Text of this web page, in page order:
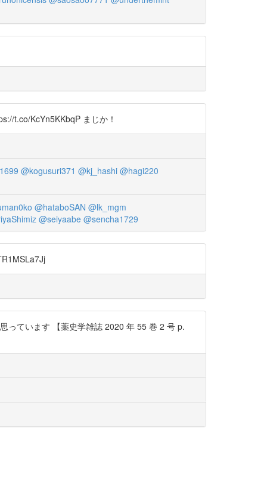
t.co/KcYn5KKbqP まじか！
@kogusuri371 @kj_hashi @hagi220
@hataboSAN @lk_mgm
@seiyaabe @sencha1729
っています 【薬史学雑誌 2020 年 55 巻 2 号 p.